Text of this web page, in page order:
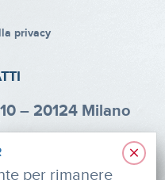
privacy
– 20124 Milano
×
per rimanere